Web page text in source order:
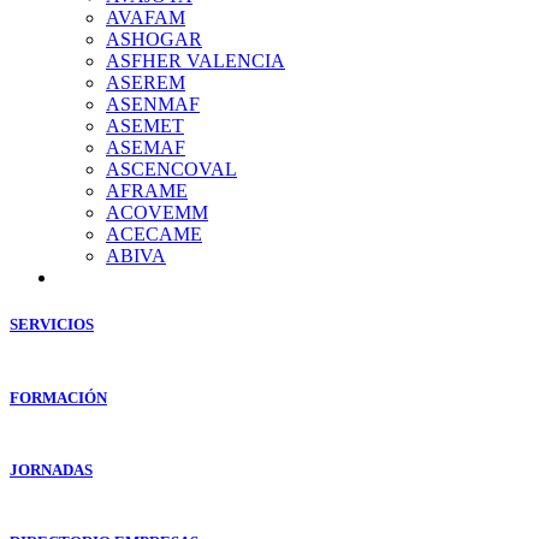
AVAFAM
ASHOGAR
ASFHER VALENCIA
ASEREM
ASENMAF
ASEMET
ASEMAF
ASCENCOVAL
AFRAME
ACOVEMM
ACECAME
ABIVA
SERVICIOS
FORMACIÓN
JORNADAS